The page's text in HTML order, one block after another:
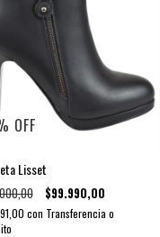
OFF
Lisset
$99.990,00
con Transferencia o